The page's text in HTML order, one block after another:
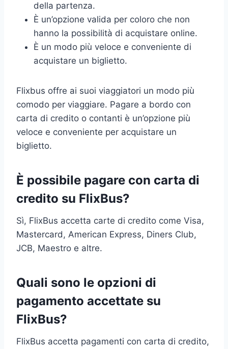
della partenza.
È un’opzione valida per coloro che non
hanno la possibilità di acquistare online.
È un modo più veloce e conveniente di
acquistare un biglietto.
Flixbus offre ai suoi viaggiatori un modo più
comodo per viaggiare. Pagare a bordo con
carta di credito o contanti è un’opzione più
veloce e conveniente per acquistare un
biglietto.
È possibile pagare con carta di
credito su FlixBus?
Sì, FlixBus accetta carte di credito come Visa,
Mastercard, American Express, Diners Club,
JCB, Maestro e altre.
Quali sono le opzioni di
pagamento accettate su
FlixBus?
FlixBus accetta pagamenti con carta di credito,